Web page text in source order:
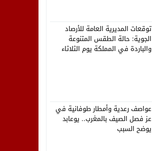
توقعات المديرية العامة للأرصاد
الجوية: حالة الطقس المتنوعة
والباردة في المملكة يوم الثلاثاء
عواصف رعدية وأمطار طوفانية في
عز فصل الصيف بالمغرب.. يوعابد
يوضح السبب